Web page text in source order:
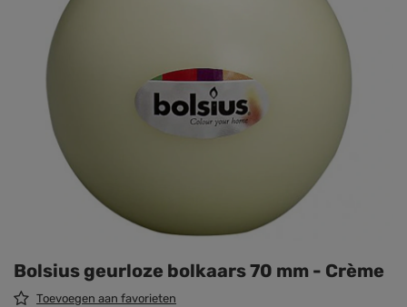
Bolsius geurloze bolkaars 70 mm - Crème
Toevoegen aan favorieten